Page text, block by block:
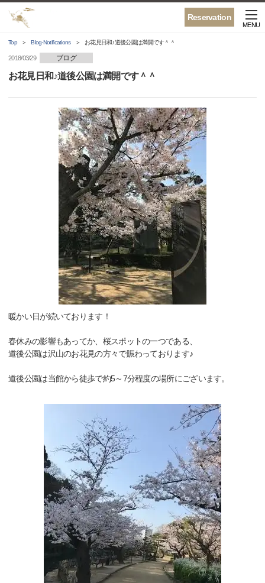
Reservation
MENU
Top Blog·Notifications お花見日和♪道後公園は満開です＾＾
2018/03/29 ブログ
お花見日和♪道後公園は満開です＾＾
暖かい日が続いております！
春休みの影響もあってか、桜スポットの一つである、
道後公園は沢山のお花見の方々で賑わっております♪
道後公園は当館から徒歩で約5～7分程度の場所にございます。